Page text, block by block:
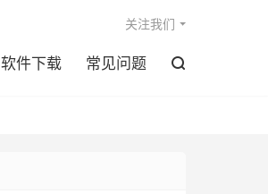
软件下载 常见问题 
关注我们